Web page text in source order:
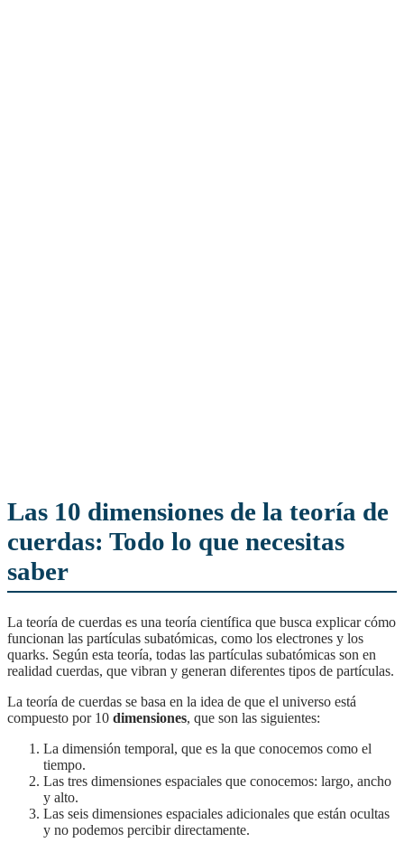
Las 10 dimensiones de la teoría de
cuerdas: Todo lo que necesitas
saber
La teoría de cuerdas es una teoría científica que busca explicar cómo
funcionan las partículas subatómicas, como los electrones y los
quarks. Según esta teoría, todas las partículas subatómicas son en
realidad cuerdas, que vibran y generan diferentes tipos de partículas.
La teoría de cuerdas se basa en la idea de que el universo está
compuesto por 10 dimensiones, que son las siguientes:
La dimensión temporal, que es la que conocemos como el
tiempo.
Las tres dimensiones espaciales que conocemos: largo, ancho
y alto.
Las seis dimensiones espaciales adicionales que están ocultas
y no podemos percibir directamente.